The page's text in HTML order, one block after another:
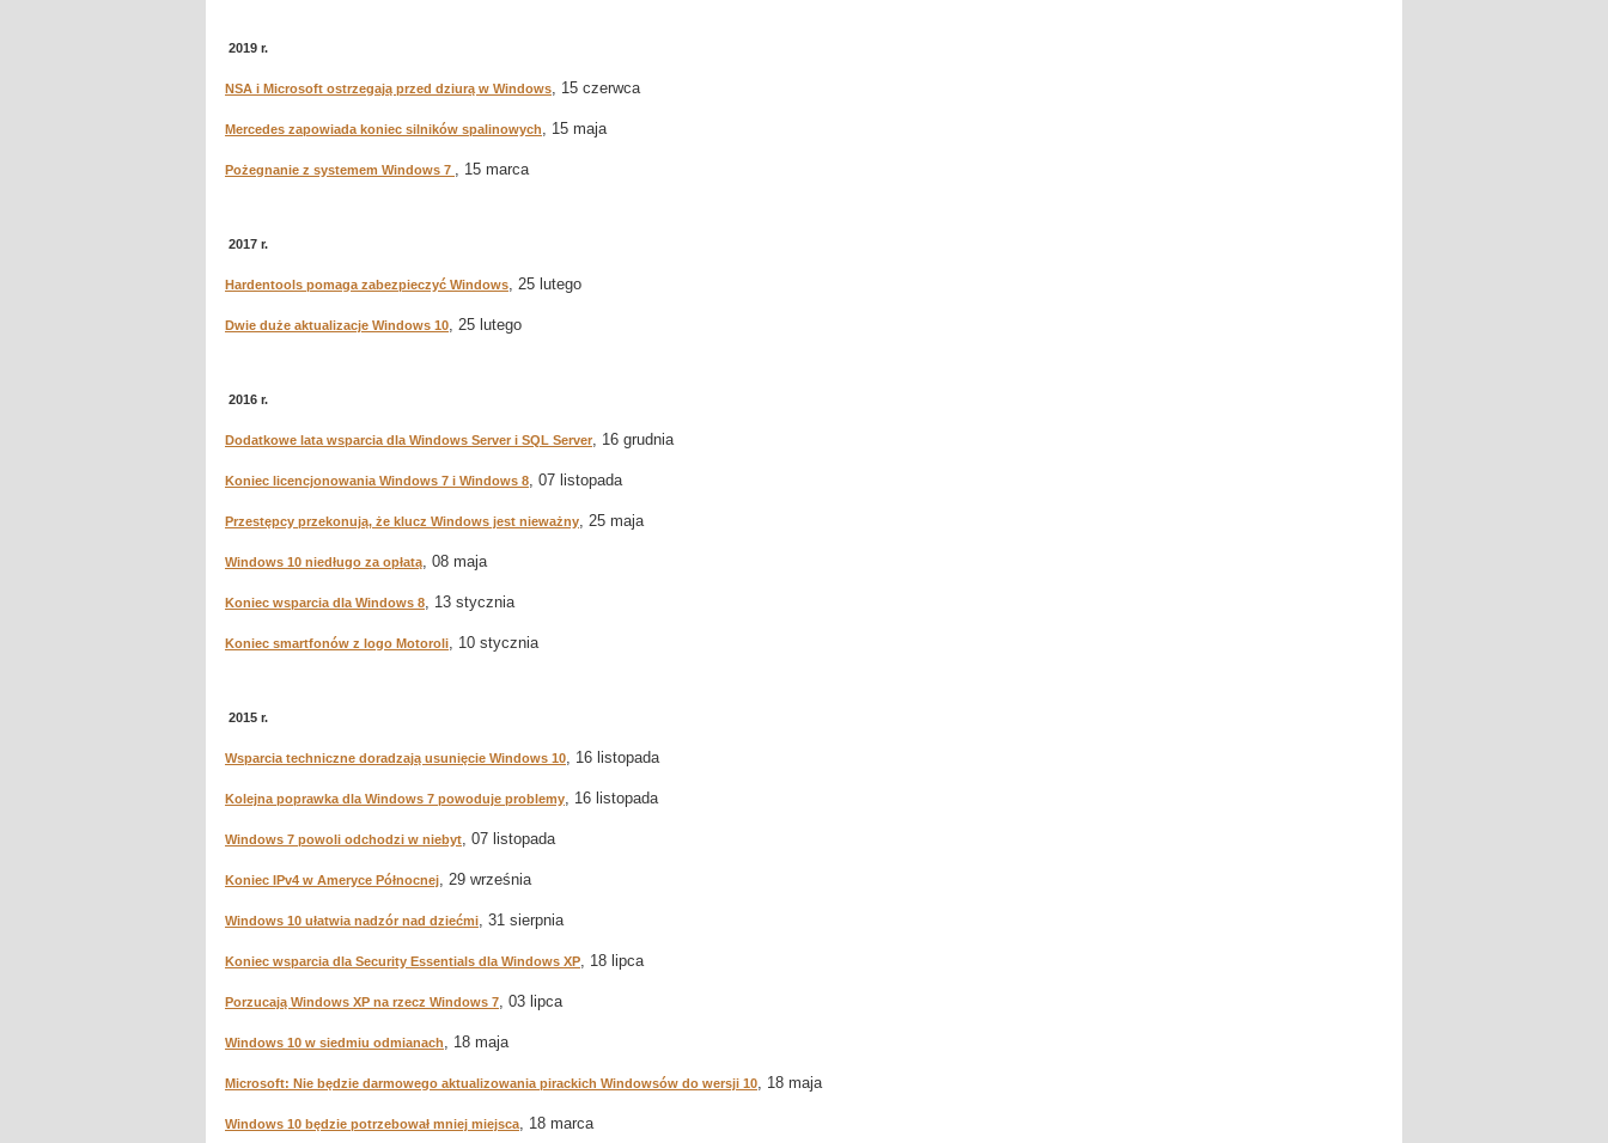
2019 r.
NSA i Microsoft ostrzegają przed dziurą w Windows, 15 czerwca
Mercedes zapowiada koniec silników spalinowych, 15 maja
Pożegnanie z systemem Windows 7 , 15 marca
2017 r.
Hardentools pomaga zabezpieczyć Windows, 25 lutego
Dwie duże aktualizacje Windows 10, 25 lutego
2016 r.
Dodatkowe lata wsparcia dla Windows Server i SQL Server, 16 grudnia
Koniec licencjonowania Windows 7 i Windows 8, 07 listopada
Przestępcy przekonują, że klucz Windows jest nieważny, 25 maja
Windows 10 niedługo za opłatą, 08 maja
Koniec wsparcia dla Windows 8, 13 stycznia
Koniec smartfonów z logo Motoroli, 10 stycznia
2015 r.
Wsparcia techniczne doradzają usunięcie Windows 10, 16 listopada
Kolejna poprawka dla Windows 7 powoduje problemy, 16 listopada
Windows 7 powoli odchodzi w niebyt, 07 listopada
Koniec IPv4 w Ameryce Północnej, 29 września
Windows 10 ułatwia nadzór nad dziećmi, 31 sierpnia
Koniec wsparcia dla Security Essentials dla Windows XP, 18 lipca
Porzucają Windows XP na rzecz Windows 7, 03 lipca
Windows 10 w siedmiu odmianach, 18 maja
Microsoft: Nie będzie darmowego aktualizowania pirackich Windowsów do wersji 10, 18 maja
Windows 10 będzie potrzebował mniej miejsca, 18 marca